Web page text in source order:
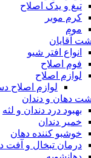
تیغ و یدک اصلاح
کرم موبر
موم
آقایان
انواع افتر شیو
فوم اصلاح
لوازم اصلاح
لوازم اصلاح
دهان و دندان
بهبود درد دندان و لثه
خمیر دندان
خوشبو کننده دهان
درمان تبخال و آفت